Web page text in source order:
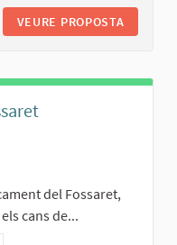
VEURE PROPOSTA
del Fossaret,
cans de...